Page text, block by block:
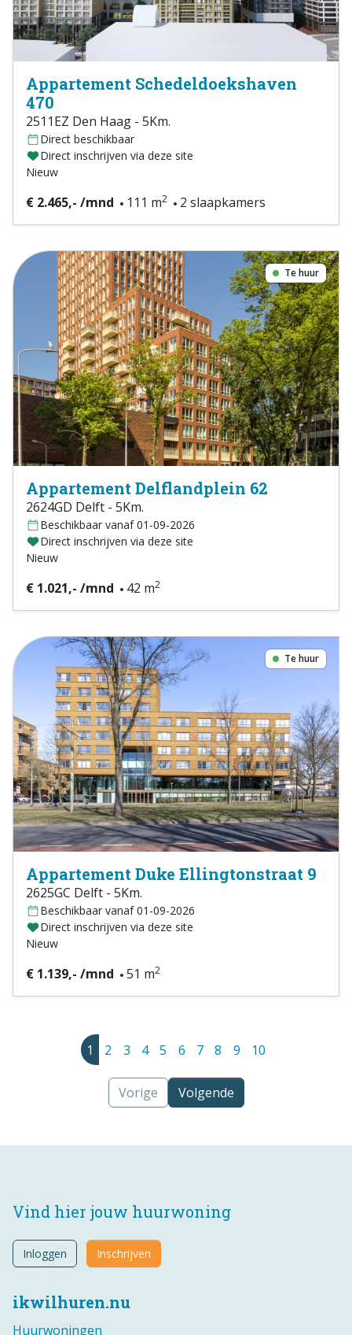
Appartement Schedeldoekshaven
470
2511EZ Den Haag - 5Km.
Direct beschikbaar
Direct inschrijven via deze site
Nieuw
€ 2.465,- /mnd 111 m2 2 slaapkamers
Te huur
Appartement Delflandplein 62
2624GD Delft - 5Km.
Beschikbaar vanaf 01-09-2026
Direct inschrijven via deze site
Nieuw
€ 1.021,- /mnd 42 m2
Te huur
Appartement Duke Ellingtonstraat 9
2625GC Delft - 5Km.
Beschikbaar vanaf 01-09-2026
Direct inschrijven via deze site
Nieuw
€ 1.139,- /mnd 51 m2
1 2 3 4 5 6 7 8 9 10
Vorige Volgende
ikwilhuren.nu
Huurwoningen
Vind hier jouw huurwoning
Inloggen Inschrijven